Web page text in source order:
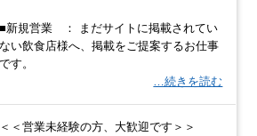
■新規営業 ： まだサイトに掲載されてい
ない飲食店様へ、掲載をご提案するお仕事
です。
…続きを読む
＜＜営業未経験の方、大歓迎です＞＞